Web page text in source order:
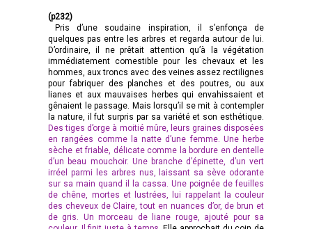
(p232)
Pris d’une soudaine inspiration, il s’enfonça de
quelques pas entre les arbres et regarda autour de lui.
D’ordinaire, il ne prêtait attention qu’à la végétation
immédiatement comestible pour les chevaux et les
hommes, aux troncs avec des veines assez rectilignes
pour fabriquer des planches et des poutres, ou aux
lianes et aux mauvaises herbes qui envahissaient et
gênaient le passage. Mais lorsqu’il se mit à contempler
la nature, il fut surpris par sa variété et son esthétique.
Des tiges d’orge à moitié mûre, leurs graines disposées
en rangées comme la natte d’une femme. Une herbe
sèche et friable, délicate comme la bordure en dentelle
d’un beau mouchoir. Une branche d’épinette, d’un vert
irréel parmi les arbres nus, laissant sa sève odorante
sur sa main quand il la cassa. Une poignée de feuilles
de chêne, mortes et lustrées, lui rappelant la couleur
des cheveux de Claire, tout en nuances d’or, de brun et
de gris. Un morceau de liane rouge, ajouté pour sa